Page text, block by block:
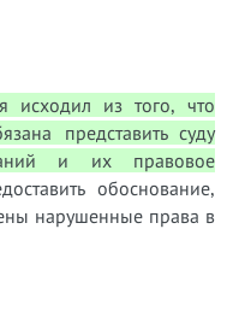
исходил из того, что
представить суду
и их правовое
обоснование,
нарушенные права в